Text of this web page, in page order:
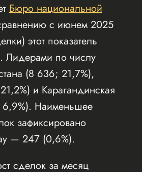
Бюро национальной
с июнем 2025
этот показатель
Лидерами по числу
(8 636; 21,7%),
и Карагандинская
6,9%). Наименьшее
зафиксировано
— 247 (0,6%).
сделок за месяц